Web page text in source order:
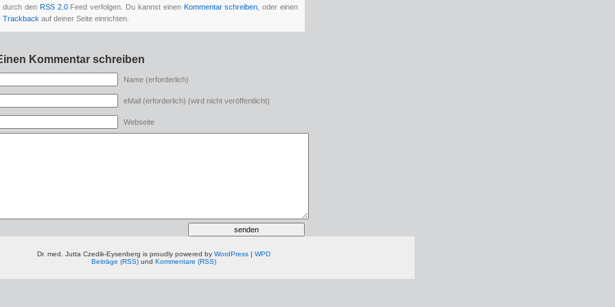
durch den RSS 2.0Feed verfolgen. Du kannst einen Kommentar schreiben , oder einen
Trackback auf deiner Seite einrichten.
Kommentar schreiben
Name (erforderlich)
eMail (erforderlich) (wird nicht veröffentlicht)
Webseite
Dr. med. Jutta Czedik-Eysenberg is proudly powered by WordPress | WPD
Beiträge (RSS) und Kommentare (RSS)